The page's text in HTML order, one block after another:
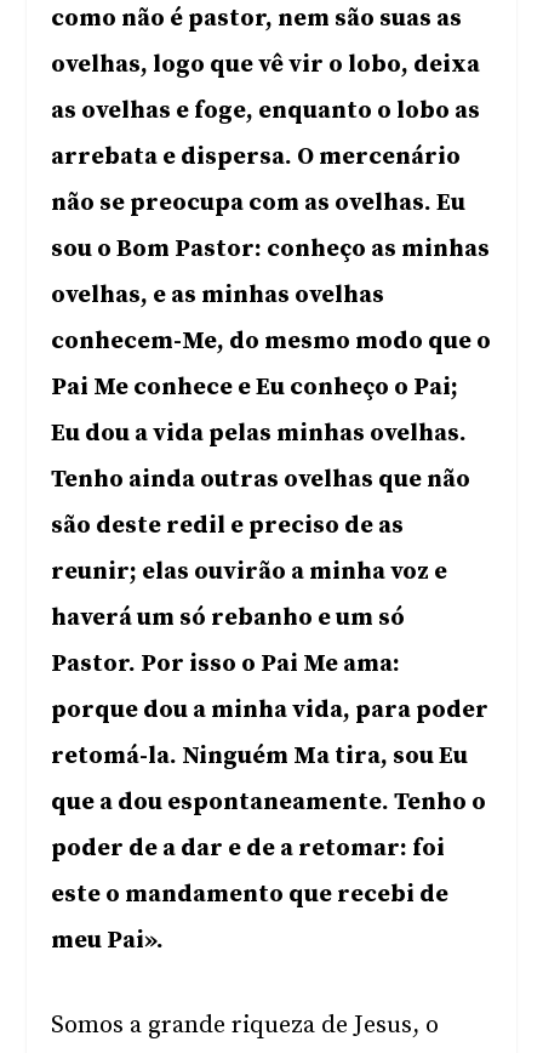
como não é pastor, nem são suas as
ovelhas, logo que vê vir o lobo, deixa
as ovelhas e foge, enquanto o lobo as
arrebata e dispersa. O mercenário
não se preocupa com as ovelhas. Eu
sou o Bom Pastor: conheço as minhas
ovelhas, e as minhas ovelhas
conhecem-Me, do mesmo modo que o
Pai Me conhece e Eu conheço o Pai;
Eu dou a vida pelas minhas ovelhas.
Tenho ainda outras ovelhas que não
são deste redil e preciso de as
reunir; elas ouvirão a minha voz e
haverá um só rebanho e um só
Pastor. Por isso o Pai Me ama:
porque dou a minha vida, para poder
retomá-la. Ninguém Ma tira, sou Eu
que a dou espontaneamente. Tenho o
poder de a dar e de a retomar: foi
este o mandamento que recebi de
meu Pai».
Somos a grande riqueza de Jesus, o